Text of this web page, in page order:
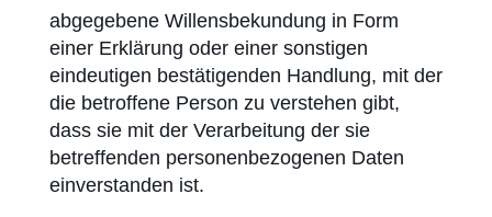
abgegebene Willensbekundung in Form
einer Erklärung oder einer sonstigen
eindeutigen bestätigenden Handlung, mit der
die betroffene Person zu verstehen gibt,
dass sie mit der Verarbeitung der sie
betreffenden personenbezogenen Daten
einverstanden ist.